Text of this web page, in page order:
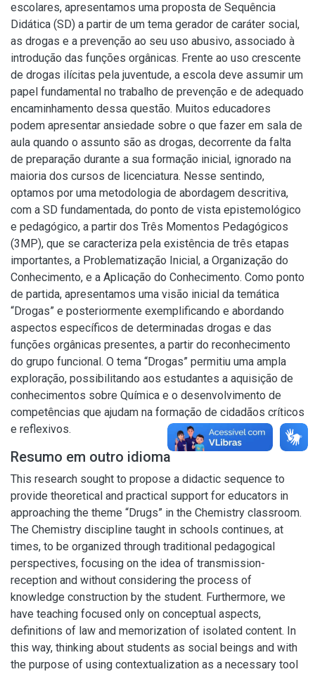
escolares, apresentamos uma proposta de Sequência
Didática (SD) a partir de um tema gerador de caráter social,
as drogas e a prevenção ao seu uso abusivo, associado à
introdução das funções orgânicas. Frente ao uso crescente
de drogas ilícitas pela juventude, a escola deve assumir um
papel fundamental no trabalho de prevenção e de adequado
encaminhamento dessa questão. Muitos educadores
podem apresentar ansiedade sobre o que fazer em sala de
aula quando o assunto são as drogas, decorrente da falta
de preparação durante a sua formação inicial, ignorado na
maioria dos cursos de licenciatura. Nesse sentindo,
optamos por uma metodologia de abordagem descritiva,
com a SD fundamentada, do ponto de vista epistemológico
e pedagógico, a partir dos Três Momentos Pedagógicos
(3MP), que se caracteriza pela existência de três etapas
importantes, a Problematização Inicial, a Organização do
Conhecimento, e a Aplicação do Conhecimento. Como ponto
de partida, apresentamos uma visão inicial da temática
“Drogas” e posteriormente exemplificando e abordando
aspectos específicos de determinadas drogas e das
funções orgânicas presentes, a partir do reconhecimento
do grupo funcional. O tema “Drogas” permitiu uma ampla
exploração, possibilitando aos estudantes a aquisição de
conhecimentos sobre Química e o desenvolvimento de
competências que ajudam na formação de cidadãos críticos
e reflexivos.
Resumo em outro idioma
This research sought to propose a didactic sequence to
provide theoretical and practical support for educators in
approaching the theme “Drugs” in the Chemistry classroom.
The Chemistry discipline taught in schools continues, at
times, to be organized through traditional pedagogical
perspectives, focusing on the idea of transmission-
reception and without considering the process of
knowledge construction by the student. Furthermore, we
have teaching focused only on conceptual aspects,
definitions of law and memorization of isolated content. In
this way, thinking about students as social beings and with
the purpose of using contextualization as a necessary tool